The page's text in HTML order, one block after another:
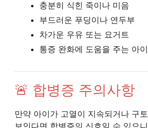
충분히 식힌 죽이나 미음
부드러운 푸딩이나 연두부
차가운 우유 또는 요거트
통증 완화에 도움을 주는 아
🚨 합병증 주의사항
만약 아이가 고열이 지속되거나 구